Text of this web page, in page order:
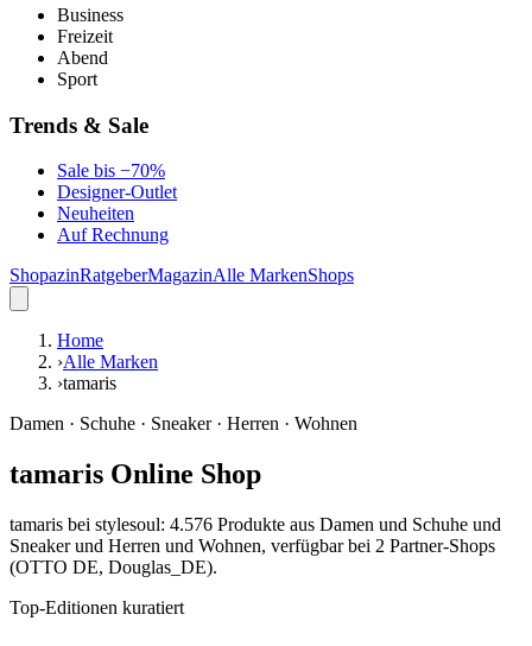
Business
Freizeit
Abend
Sport
Trends & Sale
Sale bis −70%
Designer-Outlet
Neuheiten
Auf Rechnung
ShopazinRatgeberMagazinAlle MarkenShops
Home
›Alle Marken
›tamaris
Damen · Schuhe · Sneaker · Herren · Wohnen
tamaris Online Shop
tamaris bei stylesoul: 4.576 Produkte aus Damen und Schuhe und
Sneaker und Herren und Wohnen, verfügbar bei 2 Partner-Shops
(OTTO DE, Douglas_DE).
Top-Editionen kuratiert